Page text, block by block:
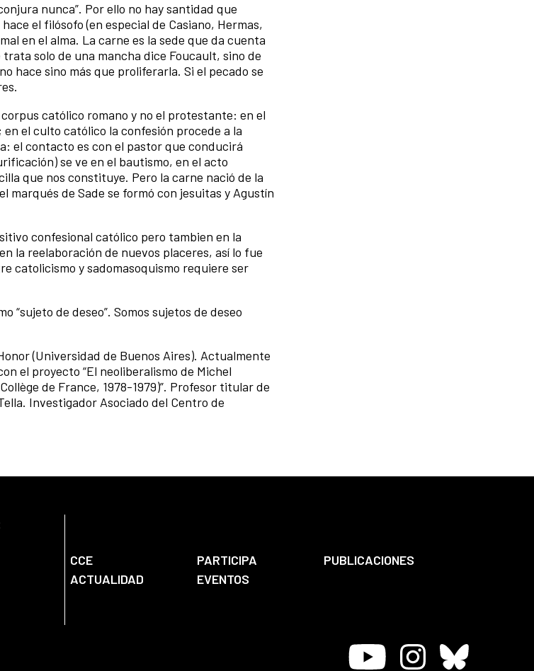
nunca”. Por ello no hay santidad que
el filósofo (en especial de Casiano, Hermas,
en el alma. La carne es la sede que da cuenta
solo de una mancha dice Foucault, sino de
hace sino más que proliferarla. Si el pecado se
católico romano y no el protestante: en el
el culto católico la confesión procede a la
el contacto es con el pastor que conducirá
se ve en el bautismo, en el acto
que nos constituye. Pero la carne nació de la
marqués de Sade se formó con jesuitas y Agustín
confesional católico pero tambien en la
la reelaboración de nuevos placeres, así lo fue
catolicismo y sadomasoquismo requiere ser
de deseo”. Somos sujetos de deseo
(Universidad de Buenos Aires). Actualmente
el proyecto “El neoliberalismo de Michel
de France, 1978-1979)”. Profesor titular de
Investigador Asociado del Centro de
CCE PARTICIPA
PUBLICACIONES
ACTUALIDAD
EVENTOS
Youtube InstagramBluesky